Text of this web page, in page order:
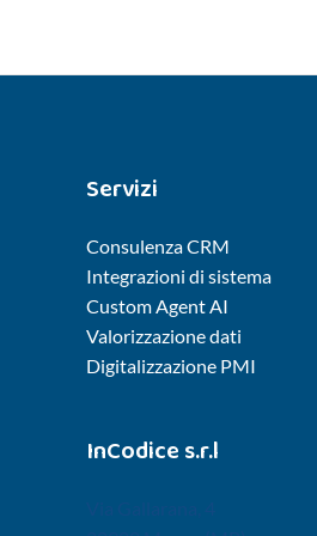
Servizi
Consulenza CRM
Integrazioni di sistema
Custom Agent AI
Valorizzazione dati
Digitalizzazione PMI
InCodice s.r.l